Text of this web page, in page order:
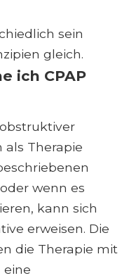
sein
gleich.
ich CPAP
als Therapie
wenn es
kann sich
erweisen. Die
die Therapie mit
eine